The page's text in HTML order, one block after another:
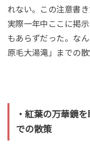
れない。この注意書
実際一年中ここに掲
もあらずだった。な
原毛大湯滝」までの散
・紅葉の万華鏡
での散策